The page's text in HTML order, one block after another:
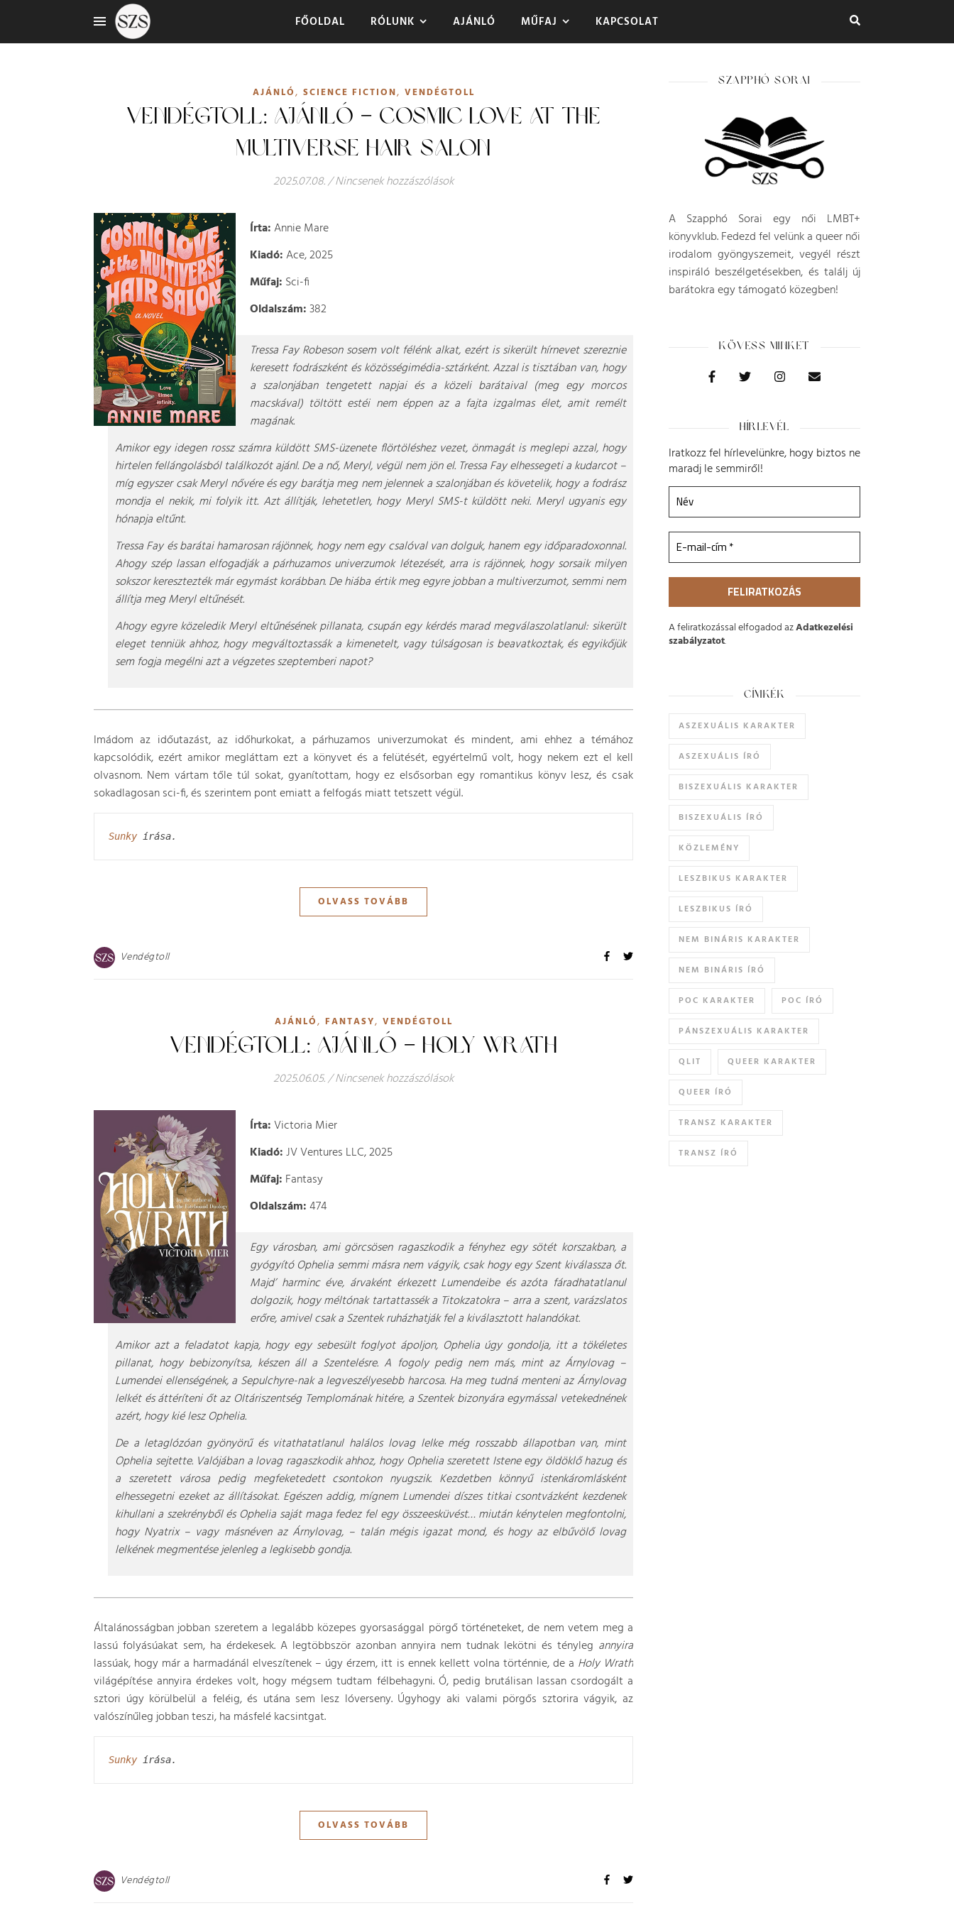
FŐOLDAL RÓLUNK AJÁNLÓ MŰFAJ KAPCSOLAT
AJÁNLÓ, SCIENCE FICTION, VENDÉGTOLL
VENDÉGTOLL: AJÁNLÓ – COSMIC LOVE AT THE
MULTIVERSE HAIR SALON
2025.07.08./Nincsenek hozzászólások
Írta:Annie Mare
Kiadó:Ace, 2025
Műfaj: Sci-fi
Oldalszám:382
Tressa Fay Robeson sosem volt félénk alkat, ezért is sikerült hírnevet szereznie
keresett fodrászként és közösségimédia-sztárként. Azzal is tisztában van, hogy
a szalonjában tengetett napjai és a közeli barátaival (meg egy morcos
macskával) töltött estéi nem éppen az a fajta izgalmas élet, amit remélt
magának.
Amikor egy idegen rossz számra küldött SMS-üzenete flörtöléshez vezet, önmagát is meglepi azzal, hogy
hirtelen fellángolásból találkozót ajánl. De a nő, Meryl, végül nem jön el. Tressa Fay elhessegeti a kudarcot –
míg egyszer csak Meryl nővére és egy barátja meg nem jelennek a szalonjában és követelik, hogy a fodrász
mondja el nekik, mi folyik itt. Azt állítják, lehetetlen, hogy Meryl SMS-t küldött neki. Meryl ugyanis egy
hónapja eltűnt.
Tressa Fay és barátai hamarosan rájönnek, hogy nem egy csalóval van dolguk, hanem egy időparadoxonnal.
Ahogy szép lassan elfogadják a párhuzamos univerzumok létezését, arra is rájönnek, hogy sorsaik milyen
sokszor keresztezték már egymást korábban. De hiába értik meg egyre jobban a multiverzumot, semmi nem
állítja meg Meryl eltűnését.
Ahogy egyre közeledik Meryl eltűnésének pillanata, csupán egy kérdés marad megválaszolatlanul: sikerült
eleget tenniük ahhoz, hogy megváltoztassák a kimenetelt, vagy túlságosan is beavatkoztak, és egyikőjük
sem fogja megélni azt a végzetes szeptemberi napot?
Imádom az időutazást, az időhurkokat, a párhuzamos univerzumokat és mindent, ami ehhez a témához
kapcsolódik, ezért amikor megláttam ezt a könyvet és a felütését, egyértelmű volt, hogy nekem ezt el kell
olvasnom. Nem vártam tőle túl sokat, gyanítottam, hogy ez elsősorban egy romantikus könyv lesz, és csak
sokadlagosan sci-fi, és szerintem pont emiatt a felfogás miatt tetszett végül.
Sunky írása.
OLVASS TOVÁBB
Vendégtoll
AJÁNLÓ, FANTASY, VENDÉGTOLL
VENDÉGTOLL: AJÁNLÓ – HOLY WRATH
2025.06.05./Nincsenek hozzászólások
Írta:Victoria Mier
Kiadó:JV Ventures LLC, 2025
Műfaj: Fantasy
Oldalszám:474
Egy városban, ami görcsösen ragaszkodik a fényhez egy sötét korszakban, a
gyógyító Ophelia semmi másra nem vágyik, csak hogy egy Szent kiválassza őt.
Majd’ harminc éve, árvaként érkezett Lumendeibe és azóta fáradhatatlanul
dolgozik, hogy méltónak tartattassék a Titokzatokra – arra a szent, varázslatos
erőre, amivel csak a Szentek ruházhatják fel a kiválasztott halandókat.
Amikor azt a feladatot kapja, hogy egy sebesült foglyot ápoljon, Ophelia úgy gondolja, itt a tökéletes
pillanat, hogy bebizonyítsa, készen áll a Szentelésre. A fogoly pedig nem más, mint az Árnylovag –
Lumendei ellenségének, a Sepulchyre-nak a legveszélyesebb harcosa. Ha meg tudná menteni az Árnylovag
lelkét és áttéríteni őt az Oltáriszentség Templomának hitére, a Szentek bizonyára egymással vetekednének
azért, hogy kié lesz Ophelia.
De a letaglózóan gyönyörű és vitathatatlanul halálos lovag lelke még rosszabb állapotban van, mint
Ophelia sejtette. Valójában a lovag ragaszkodik ahhoz, hogy Ophelia szeretett Istene egy öldöklő hazug és
a szeretett városa pedig megfeketedett csontokon nyugszik. Kezdetben könnyű istenkáromlásként
elhessegetni ezeket az állításokat. Egészen addig, mígnem Lumendei díszes titkai csontvázként kezdenek
kihullani a szekrényből és Ophelia saját maga fedez fel egy összeesküvést… miután kénytelen megfontolni,
hogy Nyatrix – vagy másnéven az Árnylovag, – talán mégis igazat mond, és hogy az elbűvölő lovag
lelkének megmentése jelenleg a legkisebb gondja.
Általánosságban jobban szeretem a legalább közepes gyorsasággal pörgő történeteket, de nem vetem meg a
lassú folyásúakat sem, ha érdekesek. A legtöbbször azonban annyira nem tudnak lekötni és tényleg annyira
lassúak, hogy már a harmadánál elveszítenek – úgy érzem, itt is ennek kellett volna történnie, de a Holy Wrath
világépítése annyira érdekes volt, hogy mégsem tudtam félbehagyni. Ó, pedig brutálisan lassan csordogált a
sztori úgy körülbelül a feléig, és utána sem lesz lóverseny. Úgyhogy aki valami pörgős sztorira vágyik, az
valószínűleg jobban teszi, ha másfelé kacsintgat.
Sunky írása.
OLVASS TOVÁBB
Vendégtoll
SZAPPHÓ SORAI
A Szapphó Sorai egy női LMBT+
könyvklub. Fedezd fel velünk a queer női
irodalom gyöngyszemeit, vegyél részt
inspiráló beszélgetésekben, és találj új
barátokra egy támogató közegben!
KÖVESS MINKET
HÍRLEVÉL
Iratkozz fel hírlevelünkre, hogy biztos ne
maradj le semmiről!
A feliratkozással elfogadod azAdatkezelési
szabályzatot.
CÍMKÉK
ASZEXUÁLIS KARAKTER
ASZEXUÁLIS ÍRÓ
BISZEXUÁLIS KARAKTER
BISZEXUÁLIS ÍRÓ
KÖZLEMÉNY
LESZBIKUS KARAKTER
LESZBIKUS ÍRÓ
NEM BINÁRIS KARAKTER
NEM BINÁRIS ÍRÓ
POC KARAKTER POC ÍRÓ
PÁNSZEXUÁLIS KARAKTER
QLIT QUEER KARAKTER
QUEER ÍRÓ
TRANSZ KARAKTER
TRANSZ ÍRÓ